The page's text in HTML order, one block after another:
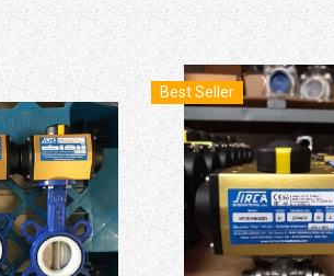
Best Seller